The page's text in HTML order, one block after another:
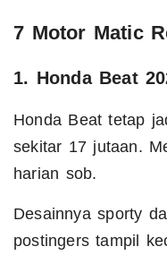
7 Motor Matic
1. Honda Beat
Honda Beat tetap
sekitar 17 jutaan.
harian sob.
Desainnya sporty
postingers tampil